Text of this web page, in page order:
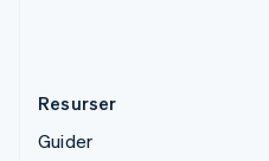
Resurser
Guider